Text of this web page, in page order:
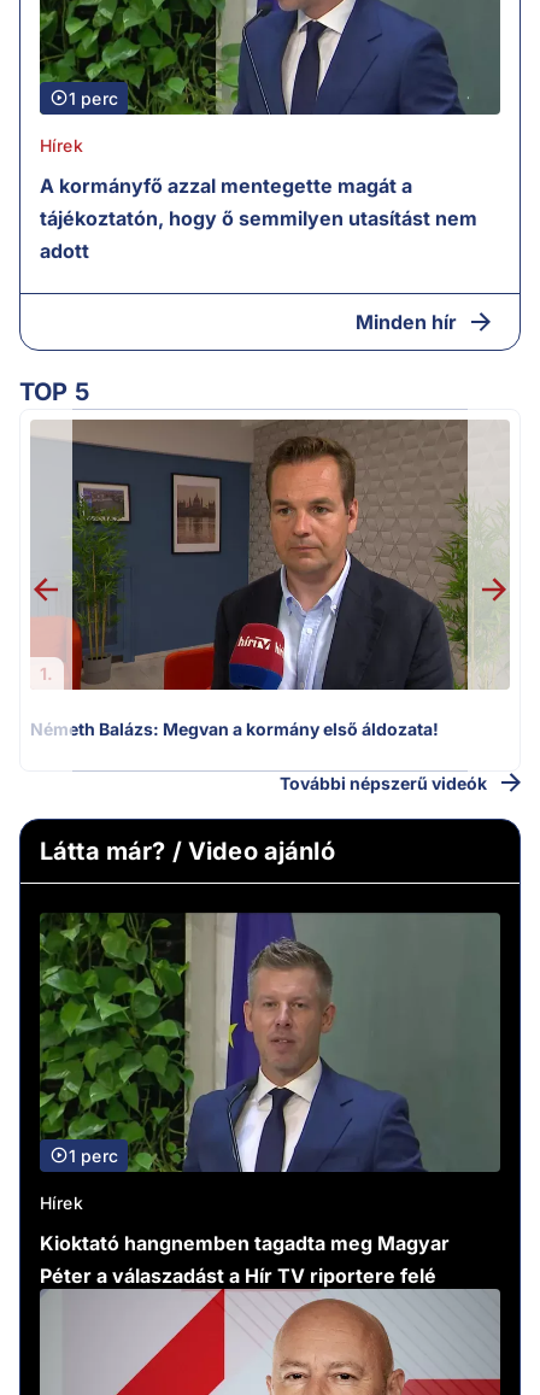
1 perc
Hírek
A kormányfő azzal mentegette magát a
tájékoztatón, hogy ő semmilyen utasítást nem
adott
Minden hír
TOP 5
1.
Németh Balázs: Megvan a kormány első áldozata!
További népszerű videók
Látta már? / Video ajánló
1 perc
Hírek
Kioktató hangnemben tagadta meg Magyar
Péter a válaszadást a Hír TV riportere felé